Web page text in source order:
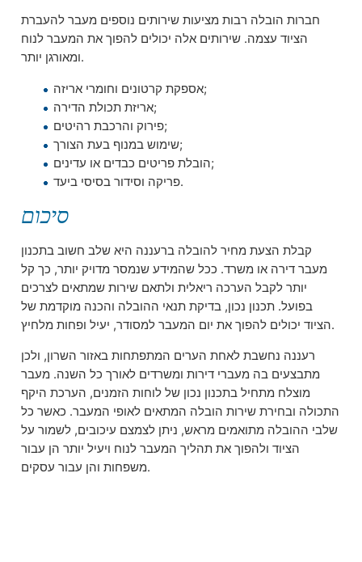
חברות הובלה רבות מציעות שירותים נוספים מעבר להעברת
הציוד עצמה. שירותים אלה יכולים להפוך את המעבר לנוח
ומאורגן יותר.
אספקת קרטונים וחומרי אריזה;
אריזת תכולת הדירה;
פירוק והרכבת רהיטים;
שימוש במנוף בעת הצורך;
הובלת פריטים כבדים או עדינים;
פריקה וסידור בסיסי ביעד.
סיכום
קבלת הצעת מחיר להובלה ברעננה היא שלב חשוב בתכנון
מעבר דירה או משרד. ככל שהמידע שנמסר מדויק יותר, כך קל
יותר לקבל הערכה ריאלית ולתאם שירות שמתאים לצרכים
בפועל. תכנון נכון, בדיקת תנאי ההובלה והכנה מוקדמת של
הציוד יכולים להפוך את יום המעבר למסודר, יעיל ופחות מלחיץ.
רעננה נחשבת לאחת הערים המתפתחות באזור השרון, ולכן
מתבצעים בה מעברי דירות ומשרדים לאורך כל השנה. מעבר
מוצלח מתחיל בתכנון נכון של לוחות הזמנים, הערכת היקף
התכולה ובחירת שירות הובלה המתאים לאופי המעבר. כאשר כל
שלבי ההובלה מתואמים מראש, ניתן לצמצם עיכובים, לשמור על
הציוד ולהפוך את תהליך המעבר לנוח ויעיל יותר הן עבור
משפחות והן עבור עסקים.